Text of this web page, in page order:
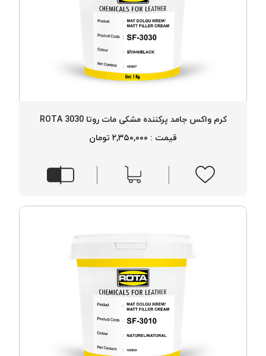
کرم واکس جامد پرکننده مشکی مات روتا 3030 ROTA
قیمت : ۲,۳۵۰,۰۰۰ تومان